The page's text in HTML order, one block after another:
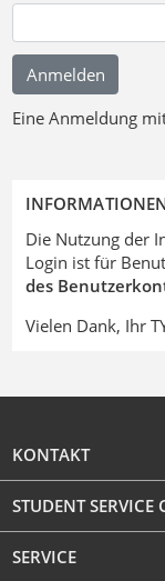
Eine Anmeldung
Die Nutzung der
Login ist für
des
Vielen Dank, Ihr
KONTAKT
STUDENT SERVICE
SERVICE